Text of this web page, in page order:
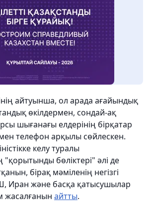
айтуынша, ол арада ағайындық
өкілдермен, сондай-ақ
шығанағы елдерінің бірқатар
телефон арқылы сөйлескен.
келу туралы
бөліктері" әлі де
бірақ мәміленің негізгі
Иран және басқа қатысушылар
жасалғанын айтты.